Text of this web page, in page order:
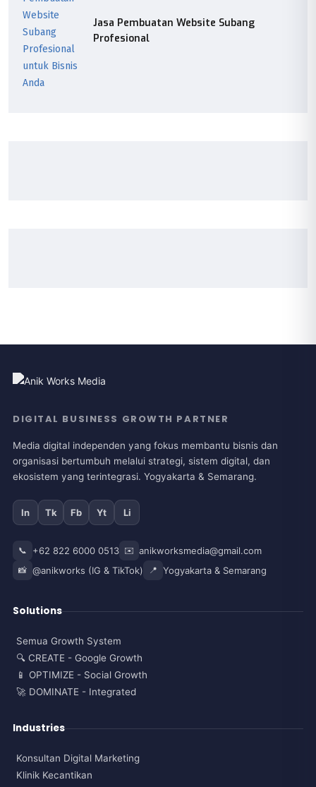
Jasa Pembuatan Website Subang
Profesional
DIGITAL BUSINESS GROWTH PARTNER
Media digital independen yang fokus membantu bisnis dan
organisasi bertumbuh melalui strategi, sistem digital, dan
ekosistem yang terintegrasi. Yogyakarta & Semarang.
In Tk Fb Yt Li
📞 +62 822 6000 0513 ✉️ anikworksmedia@gmail.com
📸 @anikworks (IG & TikTok) 📍 Yogyakarta & Semarang
Solutions
Semua Growth System
🔍 CREATE - Google Growth
📱 OPTIMIZE - Social Growth
🚀 DOMINATE - Integrated
Industries
Konsultan Digital Marketing
Klinik Kecantikan